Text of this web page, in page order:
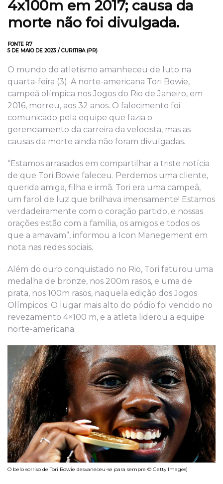
4x100m em 2017; causa da
morte não foi divulgada.
FONTE R7
5 DE MAIO DE 2023 / CURITIBA (PR)
O mundo do atletismo amanheceu de luto na
quarta-feira (3). A norte-americana Tori Bowie,
campeã olímpica nos Jogos do Rio de Janeiro, em
2016, morreu, aos 32 anos. O falecimento foi
comunicado pela equipe que fazia o
gerenciamento da carreira da velocista, mas as
causas da morte ainda não foram divulgadas.
“Estamos arrasados ​​em compartilhar a triste notícia
de que Tori Bowie faleceu. Perdemos uma cliente,
querida amiga, filha e irmã. Tori era uma campeã,
um farol de luz que brilhava imensamente! Estamos
verdadeiramente com o coração partido, e nossas
orações estão com a família, os amigos e todos os
que a amavam”, informou a Icon Manegement em
nota nas redes sociais.
Além do ouro conquistado no Rio, Tori faturou uma
medalha de bronze, nos 200m rasos, e uma de
prata, nos 100m rasos, naquela edição dos Jogos
Olímpicos. O lugar mais alto do pódio foi vencido no
revezamento 4×100 m, e a atleta liderou a equipe
norte-americana.
O belo sorriso de Tori Bowie desvaneceu-se para sempre © Getty Images)